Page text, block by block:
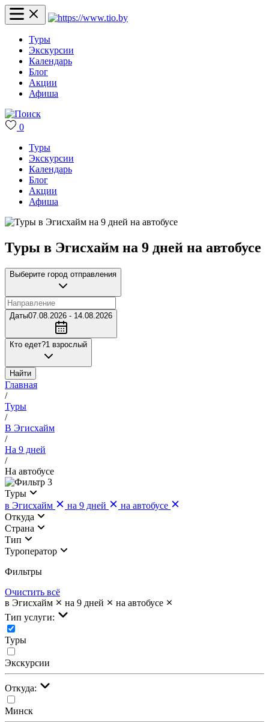
Туры
Экскурсии
Календарь
Блог
Акции
Афиша
0
Туры
Экскурсии
Календарь
Блог
Акции
Афиша
Туры в Эгисхайм на 9 дней на автобусе
Выберите город отправления
Даты07.08.2026 - 14.08.2026
Кто едет?1 взрослый
Найти
Главная
/
Туры
/
В Эгисхайм
/
На 9 дней
/
На автобусе
3
Туры
в Эгисхайм
на 9 дней
на автобусе
Откуда
Страна
Тип
Туроператор
Фильтры
Очистить всё
в Эгисхайм
на 9 дней
на автобусе
Тип услуги:
Туры
Экскурсии
Откуда:
Минск